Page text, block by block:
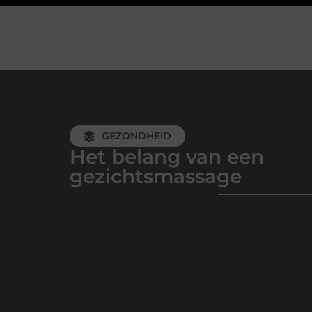
GEZONDHEID
Het belang van een
gezichtsmassage